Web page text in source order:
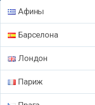
Афины
Барселона
Лондон
Париж